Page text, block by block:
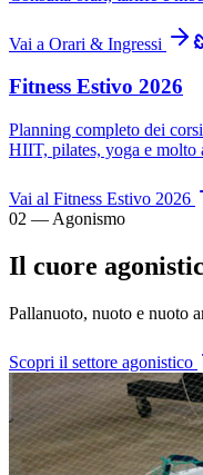
Vai a Orari & Ingressi
Fitness Estivo 2026
Planning completo dei
HIIT, pilates, yoga e molto
Vai al Fitness Estivo 2026
02 — Agonismo
Il cuore
Pallanuoto, nuoto e nuoto
Scopri il settore agonistico